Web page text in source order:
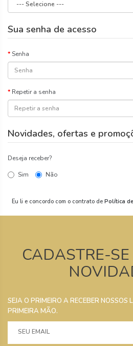
Sua senha de acesso
Senha
Repetir a senha
Novidades, ofertas e
Deseja receber?
Sim
Não
Eu li e concordo com o contrato de Política
CADASTRE-
SEJA O PRIMEIRO A RECEBER NOSSOS
PRIMEIRA MÃO.